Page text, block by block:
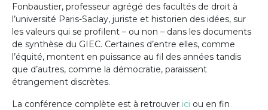
Fonbaustier, professeur agrégé des facultés de droit à
l’université Paris-Saclay, juriste et historien des idées, sur
les valeurs qui se profilent – ou non – dans les documents
de synthèse du GIEC. Certaines d’entre elles, comme
l’équité, montent en puissance au fil des années tandis
que d’autres, comme la démocratie, paraissent
étrangement discrètes.
La conférence complète est à retrouver ici ou en fin